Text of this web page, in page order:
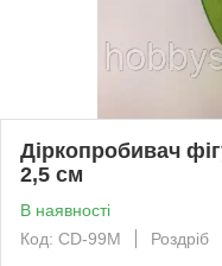
Діркопробивач
2,5 см
В наявності
Код: CD-99M
Роздріб